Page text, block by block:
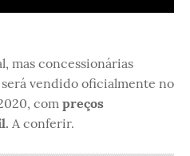
mas concessionárias
vendido oficialmente no
com preços
A conferir.